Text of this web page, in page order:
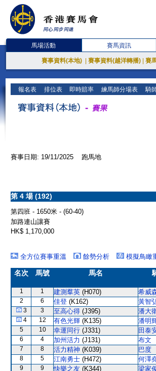
馬場活動 賽馬資訊
賽事資料(本地) 賽事資料(越洋轉播) 賽
報名表 排位表 即時賠率 練馬師分場表 騎
賽事日期: 19/11/2025 跑馬地
第 4 場 (192)
第四班 - 1650米 - (60-40)
加路連山讓賽
HK$ 1,170,000
全方位賽事重溫 餘勢分析 模擬鳥瞰
名次 馬號 馬名
1 1 建測羣英 (H070) 希威
2
6 佳登 (K162) 黃智
3
3 至高心得 (J395) 潘大
4
12 有色光輝 (K135) 潘明
5
10 幸運同行 (J331) 田泰
6
4 加州活力 (J131) 布文
7
8 活力精神 (K039) 巴度
8
5 江南勇士 (H472) 何澤
9
9 快樂之友 (K344) 梁家